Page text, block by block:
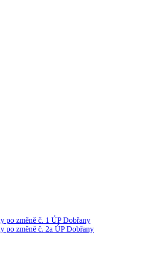
po změně č. 1 ÚP Dobřany
po změně č. 2a ÚP Dobřany